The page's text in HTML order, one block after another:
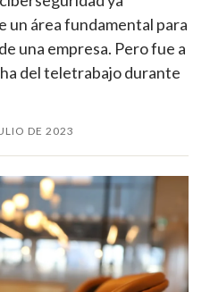
un área fundamental para
una empresa. Pero fue a
del teletrabajo durante
DE 2023